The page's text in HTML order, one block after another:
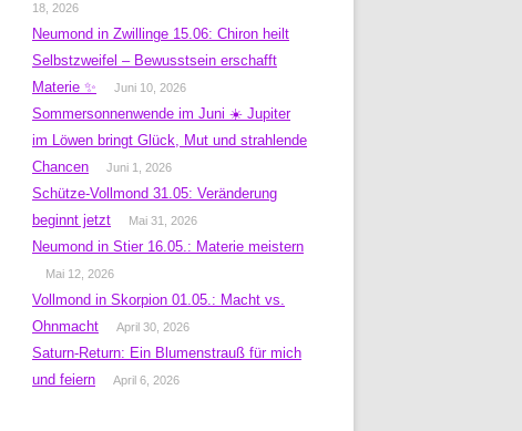
18, 2026
Neumond in Zwillinge 15.06: Chiron heilt
Selbstzweifel – Bewusstsein erschafft
Materie ✨
Juni 10, 2026
Sommersonnenwende im Juni ☀️ Jupiter
im Löwen bringt Glück, Mut und strahlende
Chancen
Juni 1, 2026
Schütze-Vollmond 31.05: Veränderung
beginnt jetzt
Mai 31, 2026
Neumond in Stier 16.05.: Materie meistern
Mai 12, 2026
Vollmond in Skorpion 01.05.: Macht vs.
Ohnmacht
April 30, 2026
Saturn-Return: Ein Blumenstrauß für mich
und feiern
April 6, 2026